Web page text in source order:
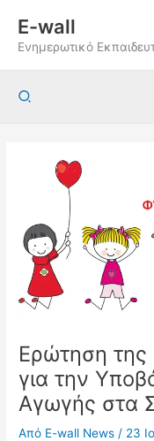
περιεχόμενο
E-wall
Ενημερωτικό
Αναζήτηση
Ερώτηση
για την
Αγωγής στα
Από E-wall News / 23